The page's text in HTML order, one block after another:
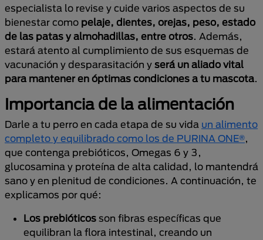
especialista lo revise y cuide varios aspectos de su
bienestar como pelaje, dientes, orejas, peso, estado
de las patas y almohadillas, entre otros. Además,
estará atento al cumplimiento de sus esquemas de
vacunación y desparasitación y será un aliado vital
para mantener en óptimas condiciones a tu mascota.
Importancia de la alimentación
Darle a tu perro en cada etapa de su vida un alimento
completo y equilibrado como los de PURINA ONE®,
que contenga prebióticos, Omegas 6 y 3,
glucosamina y proteína de alta calidad, lo mantendrá
sano y en plenitud de condiciones. A continuación, te
explicamos por qué:
Los prebióticos son fibras específicas que
equilibran la flora intestinal, creando un